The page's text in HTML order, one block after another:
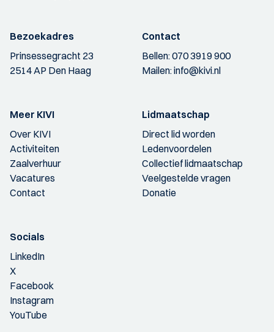
Bezoekadres
Prinsessegracht 23
2514 AP Den Haag
Contact
Bellen:070 3919 900
Mailen:info@kivi.nl
Meer KIVI
Over KIVI
Activiteiten
Zaalverhuur
Vacatures
Contact
Lidmaatschap
Direct lid worden
Ledenvoordelen
Collectief lidmaatschap
Veelgestelde vragen
Donatie
Socials
LinkedIn
X
Facebook
Instagram
YouTube